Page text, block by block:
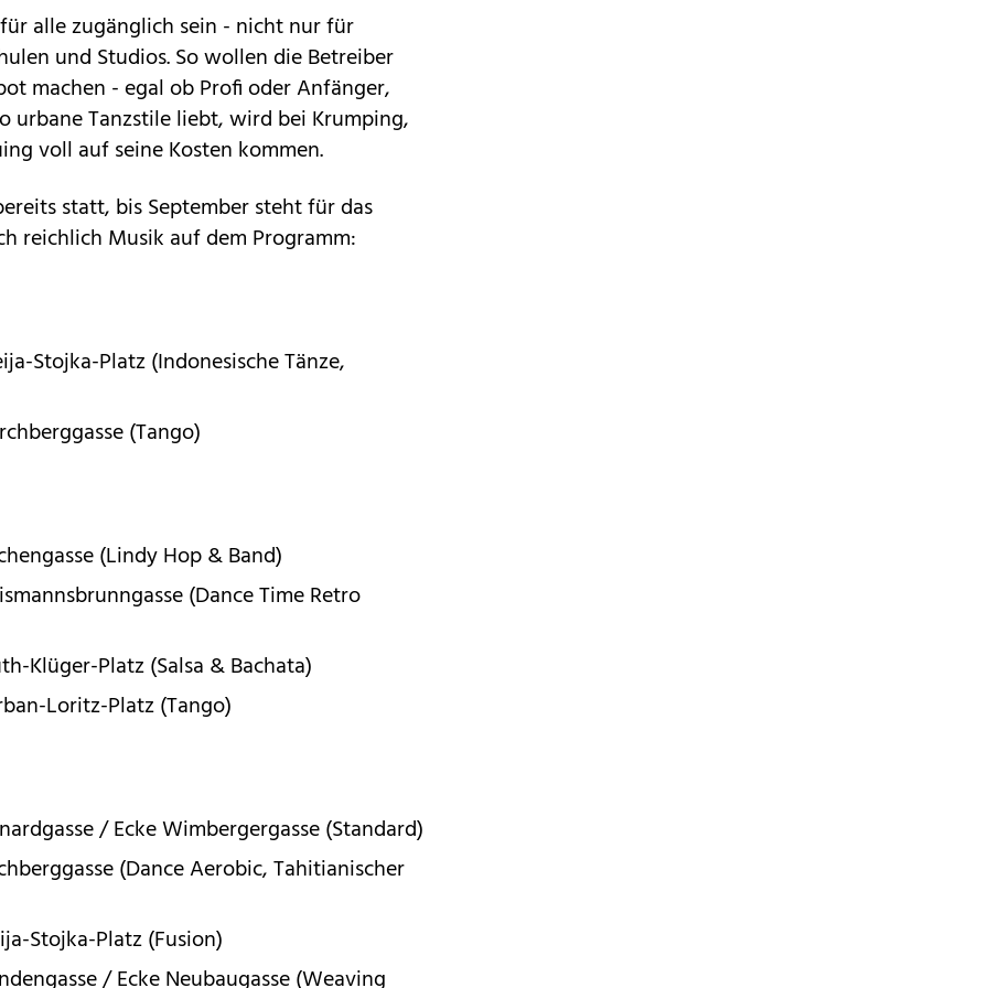
alle zugänglich sein - nicht nur für
und Studios. So wollen die Betreiber
machen - egal ob Profi oder Anfänger,
urbane Tanzstile liebt, wird bei Krumping,
voll auf seine Kosten kommen.
statt, bis September steht für das
reichlich Musik auf dem Programm:
Stojka-Platz (Indonesische Tänze,
(Tango)
(Lindy Hop & Band)
(Dance Time Retro
Klüger-Platz (Salsa & Bachata)
Loritz-Platz (Tango)
/ Ecke Wimbergergasse (Standard)
(Dance Aerobic, Tahitianischer
Stojka-Platz (Fusion)
/ Ecke Neubaugasse (Weaving